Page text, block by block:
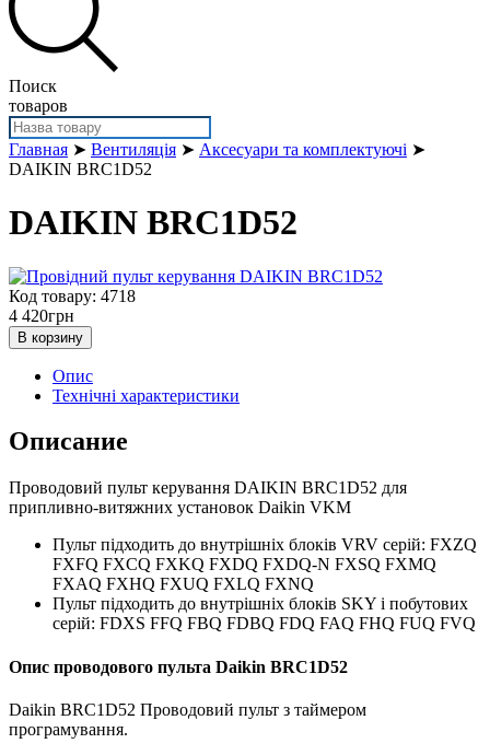
Поиск
товаров
Главная ➤ Вентиляція ➤ Аксесуари та комплектуючі ➤
DAIKIN BRC1D52
DAIKIN BRC1D52
Код товару: 4718
4 420грн
В корзину
Опис
Технічні характеристики
Описание
Проводовий пульт керування DAIKIN BRC1D52 для
припливно-витяжних установок Daikin VKM
Пульт підходить до внутрішніх блоків VRV серій: FXZQ
FXFQ FXCQ FXKQ FXDQ FXDQ-N FXSQ FXMQ
FXAQ FXHQ FXUQ FXLQ FXNQ
Пульт підходить до внутрішніх блоків SKY і побутових
серій: FDXS FFQ FBQ FDBQ FDQ FAQ FHQ FUQ FVQ
Опис проводового пульта Daikin BRC1D52
Daikin BRC1D52 Проводовий пульт з таймером
програмування.